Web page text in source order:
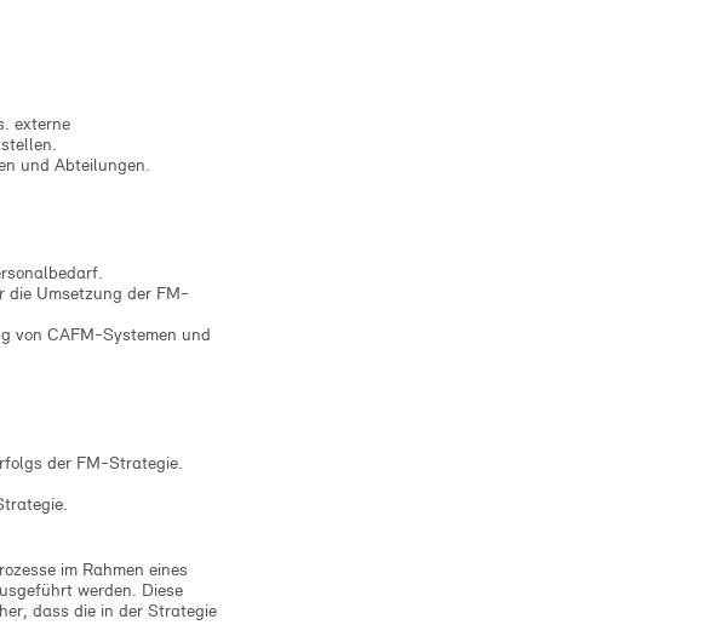
externe
und Abteilungen.
Umsetzung der FM-
von CAFM-Systemen und
der FM-Strategie.
im Rahmen eines
werden. Diese
dass die in der Strategie